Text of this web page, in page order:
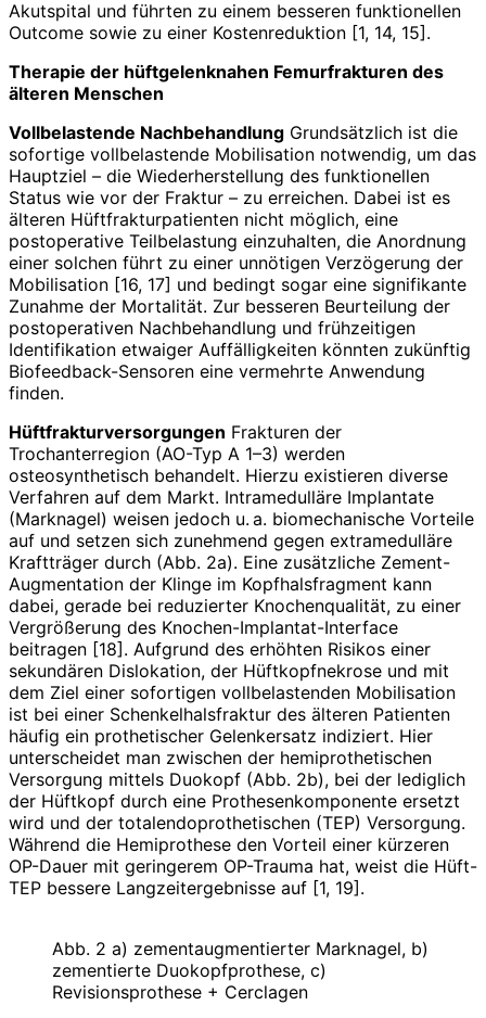
Akutspital und führten zu einem besseren funktionellen
Outcome sowie zu einer Kostenreduktion [1, 14, 15].
Therapie der hüftgelenknahen Femurfrakturen des
älteren Menschen
Vollbelastende Nachbehandlung Grundsätzlich ist die
sofortige vollbelastende Mobilisation notwendig, um das
Hauptziel – die Wiederherstellung des funktionellen
Status wie vor der Fraktur – zu erreichen. Dabei ist es
älteren Hüftfrakturpatienten nicht möglich, eine
postoperative Teilbelastung einzuhalten, die Anordnung
einer solchen führt zu einer unnötigen Verzögerung der
Mobilisation [16, 17] und bedingt sogar eine signifikante
Zunahme der Mortalität. Zur besseren Beurteilung der
postoperativen Nachbehandlung und frühzeitigen
Identifikation etwaiger Auffälligkeiten könnten zukünftig
Biofeedback-Sensoren eine vermehrte Anwendung
finden.
Hüftfrakturversorgungen Frakturen der
Trochanterregion (AO-Typ A 1–3) werden
osteosynthetisch behandelt. Hierzu existieren diverse
Verfahren auf dem Markt. Intramedulläre Implantate
(Marknagel) weisen jedoch u. a. biomechanische Vorteile
auf und setzen sich zunehmend gegen extramedulläre
Kraftträger durch (Abb. 2a). Eine zusätzliche Zement-
Augmentation der Klinge im Kopfhalsfragment kann
dabei, gerade bei reduzierter Knochenqualität, zu einer
Vergrößerung des Knochen-Implantat-Interface
beitragen [18]. Aufgrund des erhöhten Risikos einer
sekundären Dislokation, der Hüftkopfnekrose und mit
dem Ziel einer sofortigen vollbelastenden Mobilisation
ist bei einer Schenkelhalsfraktur des älteren Patienten
häufig ein prothetischer Gelenkersatz indiziert. Hier
unterscheidet man zwischen der hemiprothetischen
Versorgung mittels Duokopf (Abb. 2b), bei der lediglich
der Hüftkopf durch eine Prothesenkomponente ersetzt
wird und der totalendoprothetischen (TEP) Versorgung.
Während die Hemiprothese den Vorteil einer kürzeren
OP-Dauer mit geringerem OP-Trauma hat, weist die Hüft-
TEP bessere Langzeitergebnisse auf [1, 19].
Abb. 2 a) zementaugmentierter Marknagel, b)
zementierte Duokopfprothese, c)
Revisionsprothese + Cerclagen